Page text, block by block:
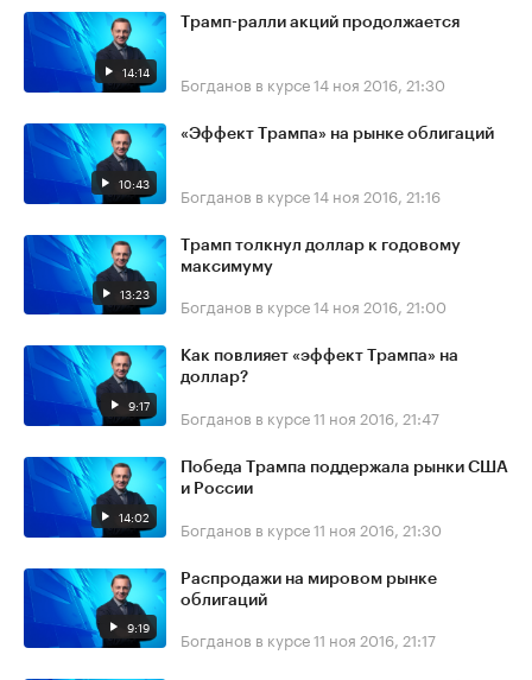
14:14
Трамп-ралли акций продолжается
Богданов в курсе14 ноя 2016, 21:30
10:43
«Эффект Трампа» на рынке облигаций
Богданов в курсе14 ноя 2016, 21:16
13:23
Трамп толкнул доллар к годовому
максимуму
Богданов в курсе14 ноя 2016, 21:00
9:17
Как повлияет «эффект Трампа» на
доллар?
Богданов в курсе11 ноя 2016, 21:47
14:02
Победа Трампа поддержала рынки США
и России
Богданов в курсе11 ноя 2016, 21:30
9:19
Распродажи на мировом рынке
облигаций
Богданов в курсе11 ноя 2016, 21:17